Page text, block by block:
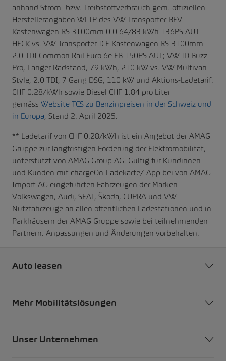
anhand Strom- bzw. Treibstoffverbrauch gem. offiziellen
Herstellerangaben WLTP des VW Transporter BEV
Kastenwagen RS 3100mm 0.0 64/83 kWh 136PS AUT
HECK vs. VW Transporter ICE Kastenwagen RS 3100mm
2.0 TDI Common Rail Euro 6e EB 150PS AUT; VW ID.Buzz
Pro, Langer Radstand, 79 kWh, 210 kW vs. VW Multivan
Style, 2.0 TDI, 7 Gang DSG, 110 kW und Aktions-Ladetarif:
CHF 0.28/kWh sowie Diesel CHF 1.84 pro Liter
gemäss Website TCS zu Benzinpreisen in der Schweiz und
in Europa, Stand 2. April 2025.
** Ladetarif von CHF 0.28/kWh ist ein Angebot der AMAG
Gruppe zur langfristigen Förderung der Elektromobilität,
unterstützt von AMAG Group AG. Gültig für Kundinnen
und Kunden mit chargeOn-Ladekarte/-App bei von AMAG
Import AG eingeführten Fahrzeugen der Marken
Volkswagen, Audi, SEAT, Škoda, CUPRA und VW
Nutzfahrzeuge an allen öffentlichen Ladestationen und in
Parkhäusern der AMAG Gruppe sowie bei teilnehmenden
Partnern. Anpassungen und Änderungen vorbehalten.
Auto leasen
Mehr Mobilitätslösungen
Unser Unternehmen